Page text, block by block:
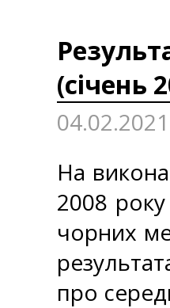
(січень
На
2008
чорних
про